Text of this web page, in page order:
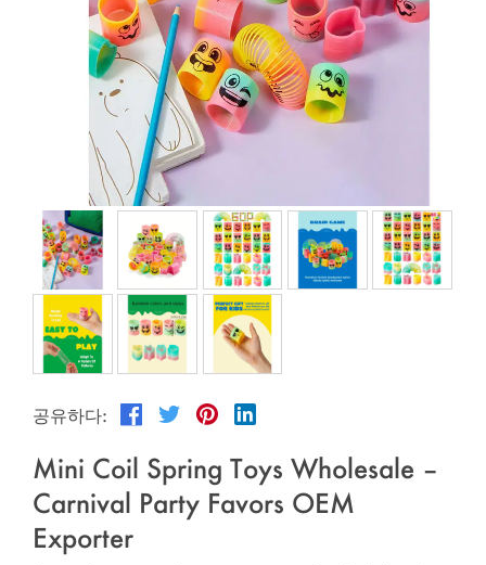
수하물, 가방 및 케이스
야외 운동
애완 동물 제품
옷과 메이크업
조립
이우 가이드
자주 묻는 질문
카탈로그
ENGLISH
Pусский язык
Português
Polski
日本語
Français
한국어
공유하다:
Mini Coil Spring Toys Wholesale –
Carnival Party Favors OEM
Exporter